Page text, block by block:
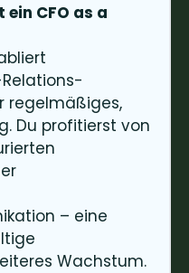
CFO as a
regelmäßiges,
Du profitierst von
– eine
Wachstum.